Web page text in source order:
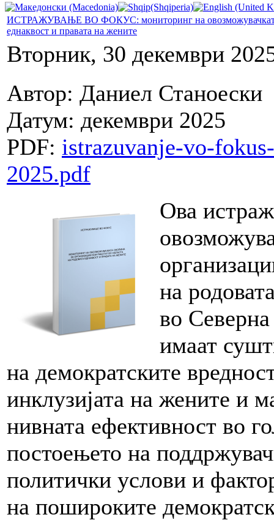
ИСТРАЖУВАЊЕ ВО ФОКУС: мониторинг на овозможувачката
еднаквост и правата на жените
Вторник, 30 декември
Автор: Даниел Станоески
Датум: декември 2025
PDF: istrazuvanje-vo-
2025.pdf
Ова
на
во
имаат
на демократските
инклузијата на жените и
нивната ефективност во
постоењето на
политички услови и
на пошироките